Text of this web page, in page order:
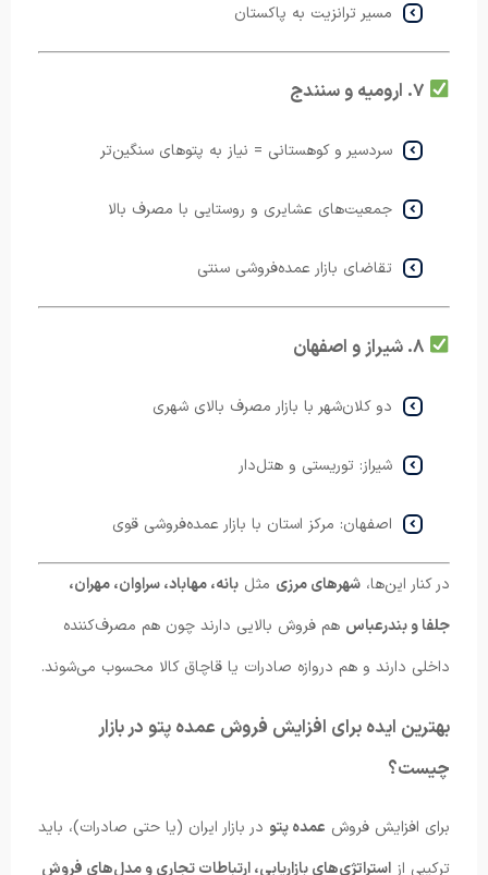
مسیر ترانزیت به پاکستان
سردسیر و کوهستانی = نیاز به پتوهای سنگین‌تر
جمعیت‌های عشایری و روستایی با مصرف بالا
تقاضای بازار عمده‌فروشی سنتی
دو کلان‌شهر با بازار مصرف بالای شهری
شیراز: توریستی و هتل‌دار
اصفهان: مرکز استان با بازار عمده‌فروشی قوی
در کنار این‌ها، شهرهای مرزی مثل بانه، مهاباد، سراوان، مهران،
جلفا و بندرعباس هم فروش بالایی دارند چون هم مصرف‌کننده
داخلی دارند و هم دروازه صادرات یا قاچاق کالا محسوب می‌شوند.
بهترین ایده برای افزایش فروش عمده پتو در بازار
چیست؟
برای افزایش فروش عمده پتو در بازار ایران (یا حتی صادرات)، باید
ترکیبی از استراتژی‌های بازاریابی، ارتباطات تجاری و مدل‌های فروش